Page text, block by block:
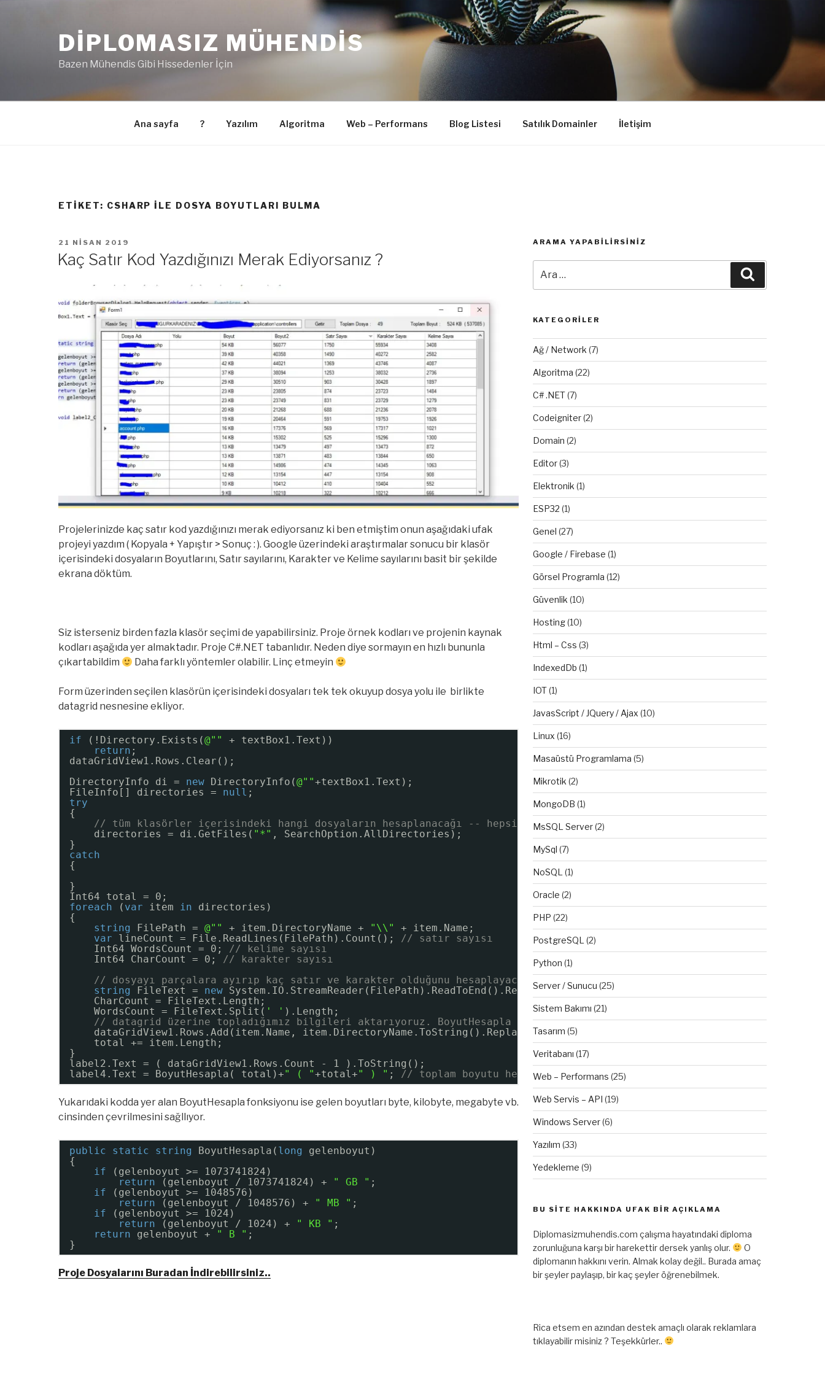
DIPLOMASIZ MÜHENDIS
Bazen Mühendis Gibi Hissedenler İçin
Ana sayfa ? Yazılım Algoritma Web – Performans Blog Listesi Satılık Domainler İletişim
ETIKET: CSHARP ILE DOSYA BOYUTLARI BULMA
YAYIM
21 NISAN 2019
Kaç Satır Kod Yazdığınızı Merak Ediyorsanız ?
Projelerinizde kaç satır kod yazdığınızı merak ediyorsanız ki ben etmiştim onun aşağıdaki ufak
projeyi yazdım ( Kopyala + Yapıştır > Sonuç : ). Google üzerindeki araştırmalar sonucu bir klasör
içerisindeki dosyaların Boyutlarını, Satır sayılarını, Karakter ve Kelime sayılarını basit bir şekilde
ekrana döktüm.
Siz isterseniz birden fazla klasör seçimi de yapabilirsiniz. Proje örnek kodları ve projenin kaynak
kodları aşağıda yer almaktadır. Proje C#.NET tabanlıdır. Neden diye sormayın en hızlı bununla
çıkartabildim
Daha farklı yöntemler olabilir. Linç etmeyin
Form üzerinden seçilen klasörün içerisindeki dosyaları tek tek okuyup dosya yolu ile birlikte
datagrid nesnesine ekliyor.
if (!Directory.Exists(@""
+ textBox1.Text))
return ;
dataGridView1.Rows.Clear();
DirectoryInfo di = new DirectoryInfo(@""+textBox1.Text);
FileInfo[] directories = null ;
try
{
// tüm klasörler içerisindeki hangi dosyaların hesaplanacağı -- hepsi seçildi.
directories = di.GetFiles( "*" , SearchOption.AllDirectories);
}
catch
{
}
Int64 total = 0;
foreach
( var item in
directories)
{
string
FilePath = @"" + item.DirectoryName + "\\"
+ item.Name;
var
lineCount = File.ReadLines(FilePath).Count(); // satır sayısı
Int64 WordsCount = 0; // kelime sayısı
Int64 CharCount = 0; // karakter sayısı
// dosyayı parçalara ayırıp kaç satır ve karakter olduğunu hesaplayacağız.
string
FileText = new System.IO.StreamReader(FilePath).ReadToEnd().Replace("\r\n", "\r"
CharCount = FileText.Length;
WordsCount = FileText.Split( ' ' ).Length;
// datagrid üzerine topladığımız bilgileri aktarıyoruz. BoyutHesapla fonksiyonu ile dosya boyutu hesaplanıyor ( b, kb,
dataGridView1.Rows.Add(item.Name, item.DirectoryName.ToString().Replace(textBox1.Text,
total += item.Length;
}
label2.Text = ( dataGridView1.Rows.Count - 1 ).ToString();
label4.Text = BoyutHesapla( total)+" ( "+total+" ) " ; // toplam boyutu hesaplaıyoruz..
Yukarıdaki kodda yer alan BoyutHesapla fonksiyonu ise gelen boyutları byte, kilobyte, megabyte vb.
cinsinden çevrilmesini sağllıyor.
public static string BoyutHesapla( long
gelenboyut)
{
if
(gelenboyut >= 1073741824)
return
(gelenboyut / 1073741824) + " GB " ;
if
(gelenboyut >= 1048576)
return
(gelenboyut / 1048576) + " MB " ;
if
(gelenboyut >= 1024)
return
(gelenboyut / 1024) + " KB " ;
return
gelenboyut + " B " ;
}
Proje Dosyalarını Buradan İndirebilirsiniz..
ARAMA YAPABILIRSINIZ
KATEGORILER
Ağ / Network (7)
Algoritma (22)
C# .NET(7)
Codeigniter(2)
Domain (2)
Editor(3)
Elektronik (1)
ESP32 (1)
Genel (27)
Google / Firebase (1)
Görsel Programla (12)
Güvenlik (10)
Hosting(10)
Html – Css (3)
IndexedDb (1)
IOT(1)
JavasScript / JQuery / Ajax (10)
Linux (16)
Masaüstü Programlama (5)
Mikrotik (2)
MongoDB (1)
MsSQL Server(2)
MySql (7)
NoSQL (1)
Oracle (2)
PHP (22)
PostgreSQL (2)
Python (1)
Server / Sunucu (25)
Sistem Bakımı (21)
Tasarım (5)
Veritabanı (17)
Web – Performans (25)
Web Servis – API (19)
Windows Server(6)
Yazılım (33)
Yedekleme (9)
BU SITE HAKKINDA UFAK BIR AÇIKLAMA
Diplomasizmuhendis.com çalışma hayatındaki diploma
zorunluğuna karşı bir harekettir dersek yanlış olur.
O
diplomanın hakkını verin. Almak kolay değil.. Burada amaç
bir şeyler paylaşıp, bir kaç şeyler öğrenebilmek.
Rica etsem en azından destek amaçlı olarak reklamlara
tıklayabilir misiniz ? Teşekkürler..